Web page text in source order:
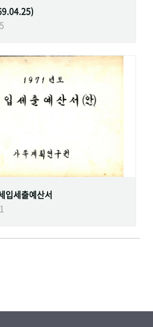
입세출예산서